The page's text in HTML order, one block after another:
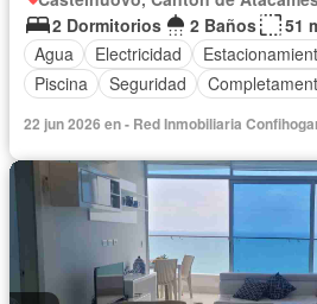
2 Dormitorios
2 Baños
51
Agua
Electricidad
Piscina
Seguridad
22 jun 2026 en - Red Inmobiliaria